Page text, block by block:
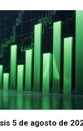
5 de agosto de